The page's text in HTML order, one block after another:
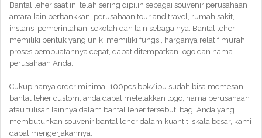
Bantal leher saat ini telah sering dipilih sebagai souvenir perusahaan ,
antara lain perbankkan, perusahaan tour and travel, rumah sakit,
instansi pemerintahan, sekolah dan lain sebagainya. Bantal leher
memiliki bentuk yang unik, memiliki fungsi, harganya relatif murah,
proses pembuatannya cepat, dapat ditempatkan logo dan nama
perusahaan Anda.
Cukup hanya order minimal 100pcs bpk/ibu sudah bisa memesan
bantal leher custom, anda dapat meletakkan logo, nama perusahaan
atau tulisan lainnya dalam bantal leher tersebut. bagi Anda yang
membutuhkan souvenir bantal leher dalam kuantiti skala besar, kami
dapat mengerjakannya.